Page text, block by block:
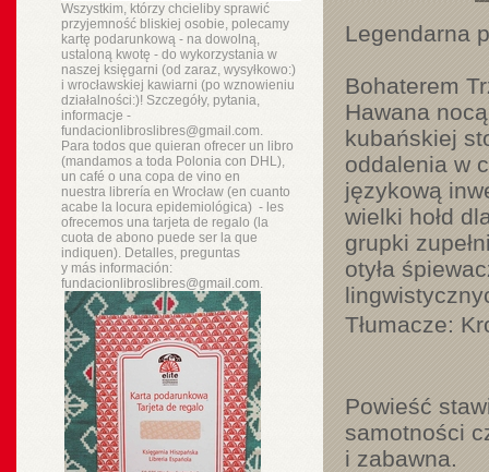
Wszystkim, którzy chcieliby sprawić
przyjemność bliskiej osobie, polecamy
kartę podarunkową - na dowolną,
ustaloną kwotę - do wykorzystania w
naszej księgarni (od zaraz, wysyłkowo:)
i wrocławskiej kawiarni (po wznowieniu
działalności:)! Szczegóły, pytania,
informacje -
fundacionlibroslibres@gmail.com.
Para todos que quieran ofrecer un libro
(mandamos a toda Polonia con DHL),
un café o una copa de vino en
nuestra libreríaen Wrocław (en cuanto
acabe la locura epidemiológica) - les
ofrecemos una tarjeta de regalo (la
cuota de abono puede ser la que
indiquen). Detalles, preguntas
y másinformación:
fundacionlibroslibres@gmail.com.
Legendarna
Bohaterem
Hawana
kubańskiej
oddalenia w
językową
wielki hołd
grupki
otyła
Tłumacze:
Powieść
samotności
i zabawna.